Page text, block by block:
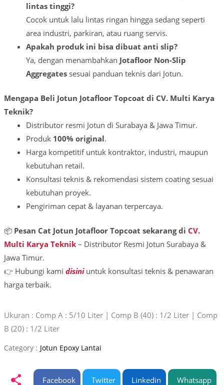
lintas tinggi?
Cocok untuk lalu lintas ringan hingga sedang seperti
area industri, parkiran, atau ruang servis.
Apakah produk ini bisa dibuat anti slip?
Ya, dengan menambahkan Jotafloor Non-Slip
Aggregatessesuai panduan teknis dari Jotun.
Mengapa Beli Jotun Jotafloor Topcoat di CV. Multi Karya
Teknik?
Distributor resmi Jotun di Surabaya & Jawa Timur.
Produk 100% original.
Harga kompetitif untuk kontraktor, industri, maupun
kebutuhan retail.
Konsultasi teknis & rekomendasi sistem coating sesuai
kebutuhan proyek.
Pengiriman cepat & layanan terpercaya.
📦 Pesan Cat Jotun Jotafloor Topcoat sekarang di CV.
Multi Karya Teknik– Distributor Resmi Jotun Surabaya &
Jawa Timur.
👉 Hubungi kami disiniuntuk konsultasi teknis & penawaran
harga terbaik.
Ukuran : Comp A : 5/10 Liter | Comp B (40) : 1/2 Liter | Comp
B (20) : 1/2 Liter
Category : Jotun Epoxy Lantai
Facebook Twitter Linkedin Whatsapp